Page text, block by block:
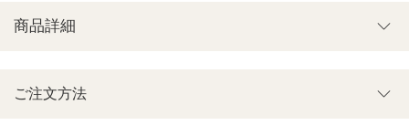
ご注文方法
商品詳細